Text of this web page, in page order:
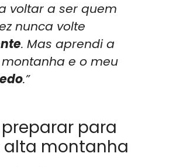
voltar a ser quem
nunca volte
. Mas aprendi a
e o meu
.”
para
alta montanha